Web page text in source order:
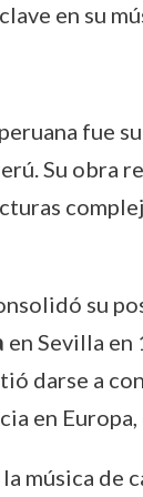
en su
fue
Su obra
su
en Sevilla
darse a
en
música de